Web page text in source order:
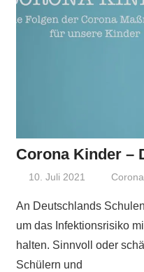
Corona Kinder –
10. Juli 2021 Niki
Corona
An Deutschlands
um das Infektionsrisiko
halten. Sinnvoll oder
Schülern und